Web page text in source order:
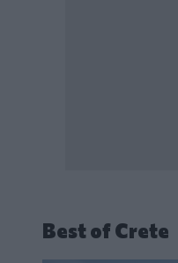
Best of Crete